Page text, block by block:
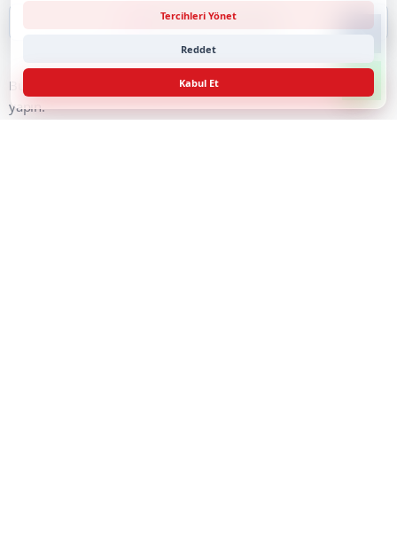
İlk Yorumu Siz Yapın
Bu haber için henüz onaylı yorum bulunmuyor. İlk yorumu siz
yapın.
Tercihleri Yönet
Reddet
Kabul Et